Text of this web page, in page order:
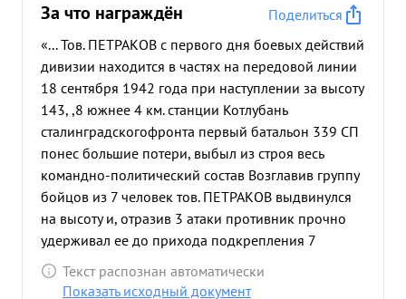
За что награждён
Поделиться
«... Тов. ПЕТРАКОВ с первого дня боевых действий
дивизии находится в частях на передовой линии
18 сентября 1942 года при наступлении за высоту
143, ,8 южнее 4 км. станции Котлубань
сталинградскогофронта первый батальон 339 СП
понес большие потери, выбыл из строя весь
командно-политический состав Возглавив группу
бойцов из 7 человек тов. ПЕТРАКОВ выдвинулся
на высоту и, отразив 3 атаки противник прочно
удерживал ее до прихода подкрепления 7
бойцов возглавляемых тов. ПЕТРАКОВЫМ,
уничтожили 60 гитлеровцев и 2 расчета
Текст распознан автоматически
Показать исходный документ